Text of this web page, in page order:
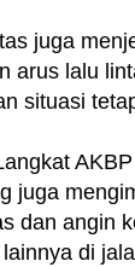
juga
arus lalu
situasi
juga
dan angin
di